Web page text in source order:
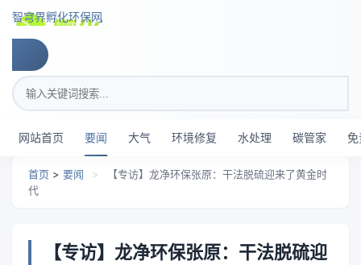
智穹界孵化环保网
搜索关键词
网站首页 要闻 大气 环境修复 水处理 碳管家 免
首页 > 要闻 >
【专访】龙净环保张原：干法脱硫迎来了黄金时
代
【专访】龙净环保张原：干法脱硫迎